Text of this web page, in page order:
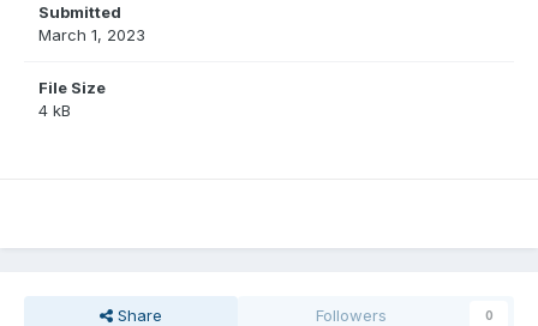
Submitted
March 1, 2023
File Size
4 kB
Share Followers 0